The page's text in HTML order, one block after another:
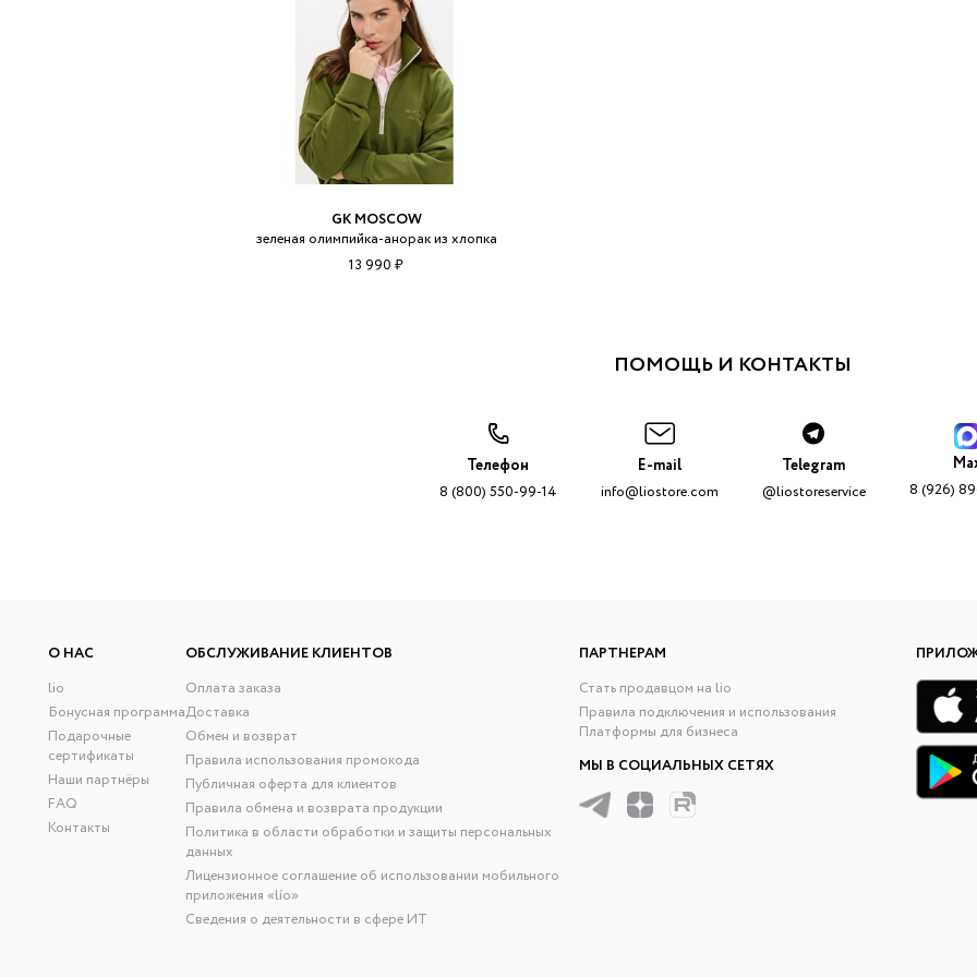
GK MOSCOW
зеленая олимпийка-анорак из хлопка
13 990 ₽
ПОМОЩЬ И КОНТАКТЫ
Телефон
8 (800) 550-99-14
E-mail
info@liostore.com
Telegram
@liostoreservice 8 (926)
О НАС
lio
Бонусная программа
Подарочные
сертификаты
Наши партнёры
FAQ
Контакты
ОБСЛУЖИВАНИЕ КЛИЕНТОВ
Оплата заказа
Доставка
Обмен и возврат
Правила использования промокода
Публичная оферта для клиентов
Правила обмена и возврата продукции
Политика в области обработки и защиты персональных
данных
Лицензионное соглашение об использовании мобильного
приложения «lío»
Сведения о деятельности в сфере ИТ
ПАРТНЕРАМ
Стать продавцом на lio
Правила подключения и использования
Платформы для бизнеса
МЫ В СОЦИАЛЬНЫХ СЕТЯХ